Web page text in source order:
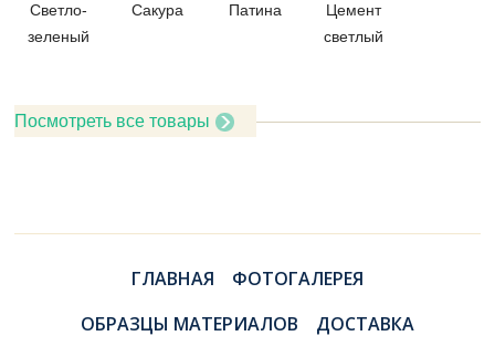
Светло-
зеленый
Сакура Патина
Цемент
светлый
Посмотреть все товары
ГЛАВНАЯ
ФОТОГАЛЕРЕЯ
ОБРАЗЦЫ МАТЕРИАЛОВ
ДОСТАВКА